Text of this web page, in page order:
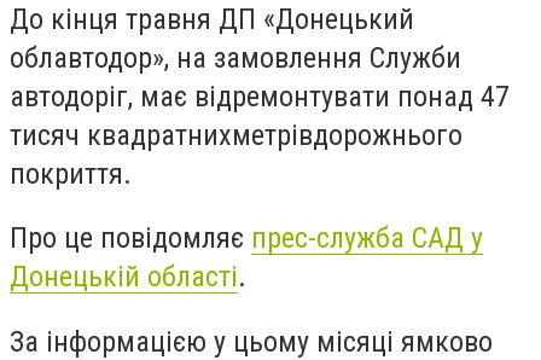
До кінця травня ДП «Донецький
облавтодор», на замовлення Служби
автодоріг, має відремонтувати понад 47
тисяч квадратнихметрівдорожнього
покриття.
Про це повідомляє прес-служба САД у
Донецькій області.
За інформацією у цьому місяці ямково